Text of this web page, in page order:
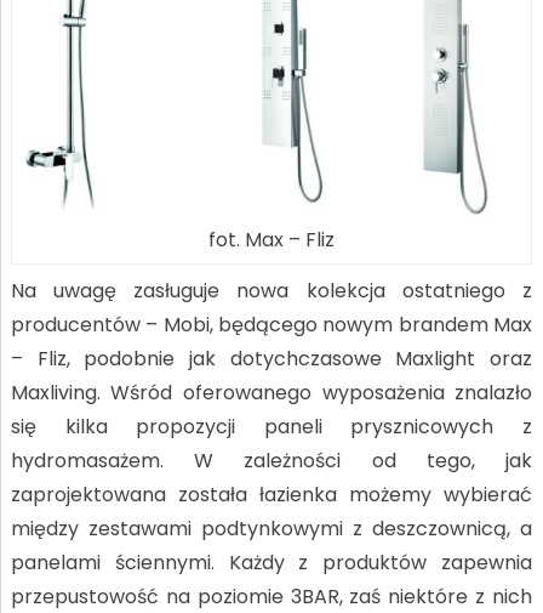
fot. Max – Fliz
Na uwagę zasługuje nowa kolekcja ostatniego z
producentów – Mobi, będącego nowym brandem Max
– Fliz, podobnie jak dotychczasowe Maxlight oraz
Maxliving. Wśród oferowanego wyposażenia znalazło
się kilka propozycji paneli prysznicowych z
hydromasażem. W zależności od tego, jak
zaprojektowana została łazienka możemy wybierać
między zestawami podtynkowymi z deszczownicą, a
panelami ściennymi. Każdy z produktów zapewnia
przepustowość na poziomie 3BAR, zaś niektóre z nich